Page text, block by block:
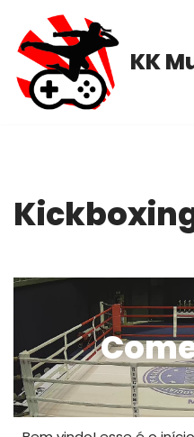
Pular
para
o
conteúdo
KK